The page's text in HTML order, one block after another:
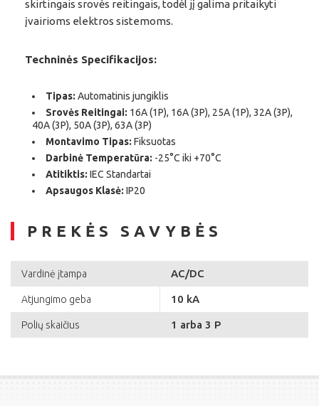
skirtingais srovės reitingais, todėl jį galima pritaikyti
įvairioms elektros sistemoms.
Techninės Specifikacijos:
Tipas: Automatinis jungiklis
Srovės Reitingai: 16A (1P), 16A (3P), 25A (1P), 32A (3P),
40A (3P), 50A (3P), 63A (3P)
Montavimo Tipas: Fiksuotas
Darbinė Temperatūra: -25°C iki +70°C
Atitiktis: IEC Standartai
Apsaugos Klasė: IP20
PREKĖS SAVYBĖS
Vardinė įtampa AC/DC
Atjungimo geba 10 kA
Polių skaičius 1 arba 3 P